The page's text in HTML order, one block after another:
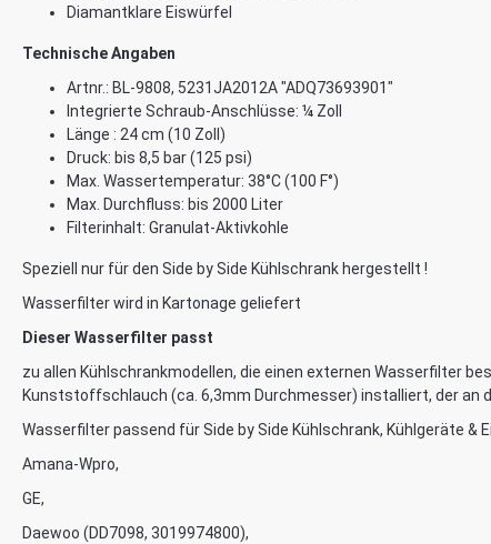
Diamantklare Eiswürfel
Technische Angaben
Artnr.: BL-9808, 5231JA2012A "ADQ73693901"
Integrierte Schraub-Anschlüsse: ¼ Zoll
Länge : 24 cm (10 Zoll)
Druck: bis 8,5 bar (125 psi)
Max. Wassertemperatur: 38°C (100 F°)
Max. Durchfluss: bis 2000 Liter
Filterinhalt: Granulat-Aktivkohle
Speziell nur für den Side by Side Kühlschrank hergestellt !
Wasserfilter wird in Kartonage geliefert
Dieser Wasserfilter passt
zu allen Kühlschrankmodellen, die einen externen Wasserfilter
Kunststoffschlauch (ca. 6,3mm Durchmesser) installiert, der an
Wasserfilter passend für Side by Side Kühlschrank, Kühlgeräte &
Amana-Wpro,
GE,
Daewoo (DD7098, 3019974800),